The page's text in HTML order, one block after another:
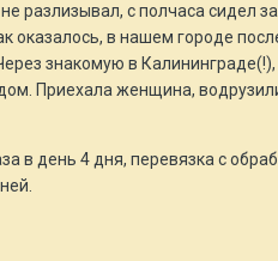
разлизывал, с полчаса сидел
оказалось, в нашем городе
знакомую в
Приехала женщина,
в день 4 дня, перевязка с